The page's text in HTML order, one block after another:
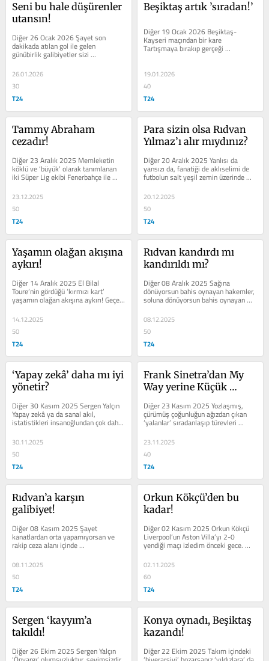
Seni bu hale düşürenler
utansın!
Diğer 26 Ocak 2026 Şayet son
dakikada atılan gol ile gelen
günübirlik galibiyetler sizi
sevindiriyorsa yazının devamını
okuyup boş yere...
26.01.2026
30
T24
Beşiktaş artık ’sıradan!’
Diğer 19 Ocak 2026 Beşiktaş-
Kayseri maçından bir kare
Tartışmaya bırakıp gerçeği
kabullenmeli Beşiktaşlılar! Üstelik
19.01.2026
40
T24
Tammy Abraham
cezadır!
Diğer 23 Aralık 2025 Memleketin
köklü ve ‘büyük’ olarak tanımlanan
iki Süper Lig ekibi Fenerbahçe ile
Beşiktaş’ın ‘milyarlık’...
23.12.2025
50
T24
Para sizin olsa Rıdvan
Yılmaz’ı alır mıydınız?
Diğer 20 Aralık 2025 Yanlısı da
yansızı da, fanatiği de aklıselimi de
futbolun salt yeşil zemin üzerinde
oynanan bir oyun olmadığını...
20.12.2025
50
T24
Yaşamın olağan akışına
aykırı!
Diğer 14 Aralık 2025 El Bilal
Toure’nin gördüğü ‘kırmızı kart’
yaşamın olağan akışına aykırı! Geçen
hafta yazdığım...
14.12.2025
50
T24
Rıdvan kandırdı mı
kandırıldı mı?
Diğer 08 Aralık 2025 Sağına
dönüyorsun bahis oynayan hakemler,
soluna dönüyorsun bahis oynayan
futbolcular, arkana bakıyorsun bahis
oynayan...
08.12.2025
50
T24
‘Yapay zekâ’ daha mı iyi
yönetir?
Diğer 30 Kasım 2025 Sergen Yalçın
Yapay zekâ ya da sanal akıl,
istatistikleri insanoğlundan çok daha
hızlı ve hatasız analiz eder zira ne...
30.11.2025
50
T24
Frank Sinetra’dan My
Way yerine Küçük
Çocuğuyum!..
Diğer 23 Kasım 2025 Yozlaşmış,
çürümüş çoğunluğun ağızdan çıkan
‘yalanlar’ sıradanlaşıp türevleri
tarafından normal...
23.11.2025
40
T24
Rıdvan’a karşın
galibiyet!
Diğer 08 Kasım 2025 Şayet
kanatlardan orta yapamıyorsan ve
rakip ceza alanı içinde
bekleyen Tammy Abraham’ın boy
avantajından...
08.11.2025
50
T24
Orkun Kökçü’den bu
kadar!
Diğer 02 Kasım 2025 Orkun Kökçü
Liverpool’un Aston Villa’yı 2-0
yendiği maçı izledim önceki gece.
Sergilenen futbol ve skordan daha...
02.11.2025
60
T24
Sergen ‘kayyım’a
takıldı!
Diğer 26 Ekim 2025 Sergen Yalçın
Konya oynadı, Beşiktaş
kazandı!
Diğer 22 Ekim 2025 Takım içindeki